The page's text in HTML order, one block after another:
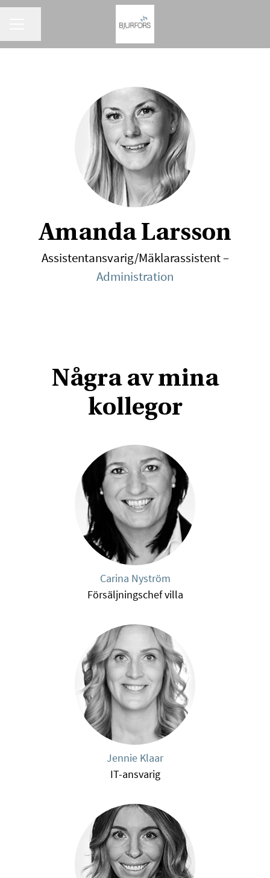
Amanda Larsson
Assistentansvarig/Mäklarassistent –
Administration
Några av mina
kollegor
Carina Nyström
Försäljningschef villa
Jennie Klaar
IT-ansvarig